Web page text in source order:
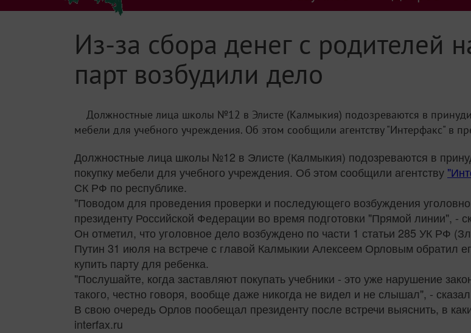
Из-за сбора денег с родителей
парт возбудили дело
Должностные лица школы №12 в Элисте (Калмыкия) подозреваются в
мебели для учебного учреждения. Об этом сообщили агентству "Интерфакс" в
Должностные лица школы №12 в Элисте (Калмыкия) подозреваются в
покупку мебели для учебного учреждения. Об этом сообщили агентству
СК РФ по республике.
"Поводом для проведения проверки и последующего возбуждения
президенту Российской Федерации во время подготовки "Прямой линии", -
Он отметил, что уголовное дело возбуждено по части 1 статьи 285 УК РФ
Путин 31 июля на встрече с главой Калмыкии Алексеем Орловым обратил
купить парту для ребенка.
"Послушайте, когда заставляют покупать учебники - это уже нарушение
такого, честно говоря, вообще даже никогда не видел и не слышал", -
В свою очередь Орлов пообещал президенту после встречи выяснить, в
interfax.ru